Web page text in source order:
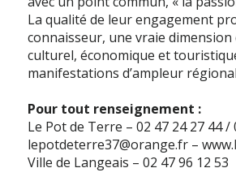
La qualité de leur engagement
connaisseur, une vraie
culturel, économique et
manifestations d’ampleur
Pour tout renseignement :
Le Pot de Terre – 02 47 24 27 44 /
lepotdeterre37@orange.fr –
Ville de Langeais – 02 47 96 12 53